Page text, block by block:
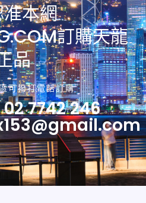
本網
訂購天龍
品
可撥打電話訂購
7742 246